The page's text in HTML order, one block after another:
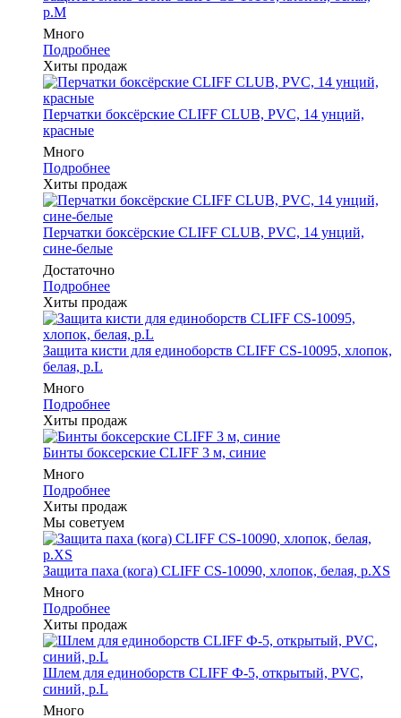
р.M
Много
Подробнее
Хиты продаж
Перчатки боксёрские CLIFF CLUB, PVC, 14 унций,
красные
Много
Подробнее
Хиты продаж
Перчатки боксёрские CLIFF CLUB, PVC, 14 унций,
сине-белые
Достаточно
Подробнее
Хиты продаж
Защита кисти для единоборств CLIFF CS-10095, хлопок,
белая, р.L
Много
Подробнее
Хиты продаж
Бинты боксерские CLIFF 3 м, синие
Много
Подробнее
Хиты продаж
Мы советуем
Защита паха (кога) CLIFF CS-10090, хлопок, белая, р.XS
Много
Подробнее
Хиты продаж
Шлем для единоборств CLIFF Ф-5, открытый, PVC,
синий, p.L
Много